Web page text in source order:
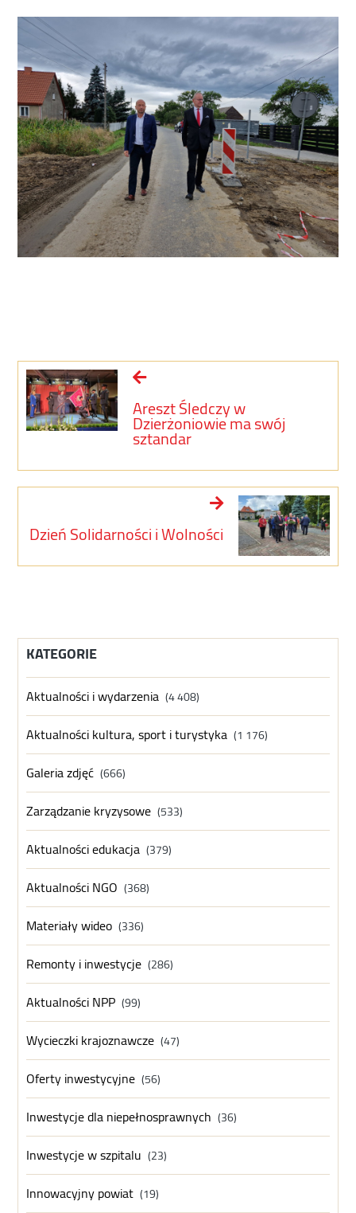
Areszt Śledczy w
Dzierżoniowie ma swój
sztandar
Dzień Solidarności i Wolności
KATEGORIE
Aktualności i wydarzenia (4 408)
Aktualności kultura, sport i turystyka (1 176)
Galeria zdjęć (666)
Zarządzanie kryzysowe (533)
Aktualności edukacja (379)
Aktualności NGO (368)
Materiały wideo (336)
Remonty i inwestycje (286)
Aktualności NPP (99)
Wycieczki krajoznawcze (47)
Oferty inwestycyjne (56)
Inwestycje dla niepełnosprawnych (36)
Inwestycje w szpitalu (23)
Innowacyjny powiat (19)